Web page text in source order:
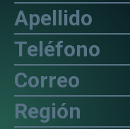
Apellido
Teléfono
Correo
Región